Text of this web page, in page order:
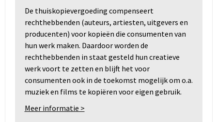
De thuiskopievergoeding compenseert
rechthebbenden (auteurs, artiesten, uitgevers en
producenten) voor kopieën die consumenten van
hun werk maken. Daardoor worden de
rechthebbenden in staat gesteld hun creatieve
werk voort te zetten en blijft het voor
consumenten ook in de toekomst mogelijk om o.a.
muziek en films te kopiëren voor eigen gebruik.
Meer informatie >